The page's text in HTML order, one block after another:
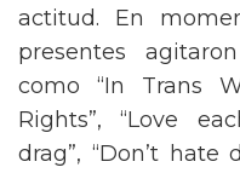
actitud. En
presentes
como “In Trans
Rights”, “Love
drag”, “Don’t hate